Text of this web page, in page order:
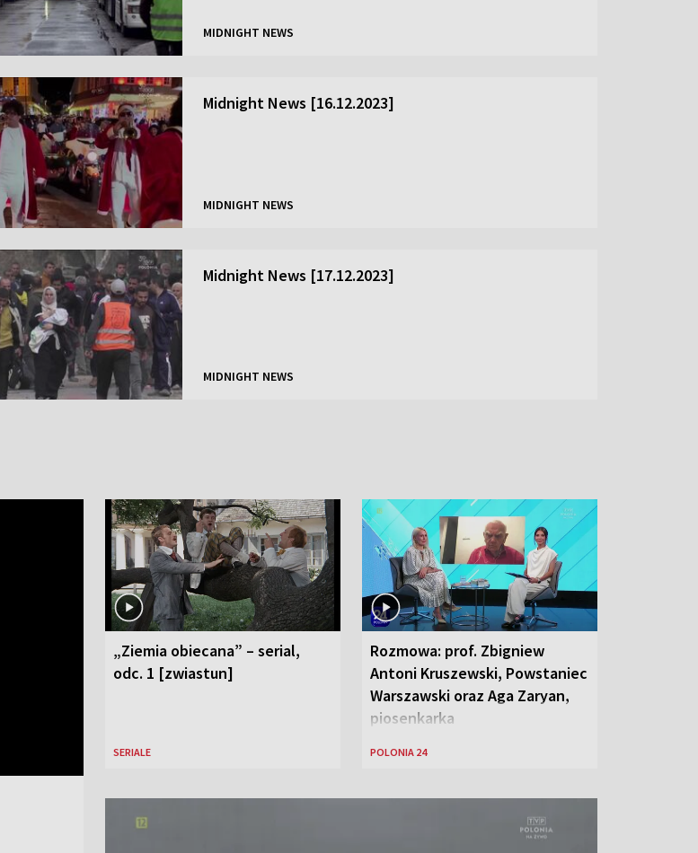
MIDNIGHT NEWS
Midnight News [16.12.2023]
MIDNIGHT NEWS
Midnight News [17.12.2023]
MIDNIGHT NEWS
„Ziemia obiecana” – serial,
odc. 1 [zwiastun]
SERIALE
Rozmowa: prof. Zbigniew
Antoni Kruszewski, Powstaniec
Warszawski oraz Aga Zaryan,
piosenkarka
POLONIA 24